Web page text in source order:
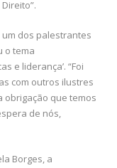
um dos palestrantes
o tema
e liderança’. “Foi
com outros ilustres
obrigação que temos
de nós,
Borges, a